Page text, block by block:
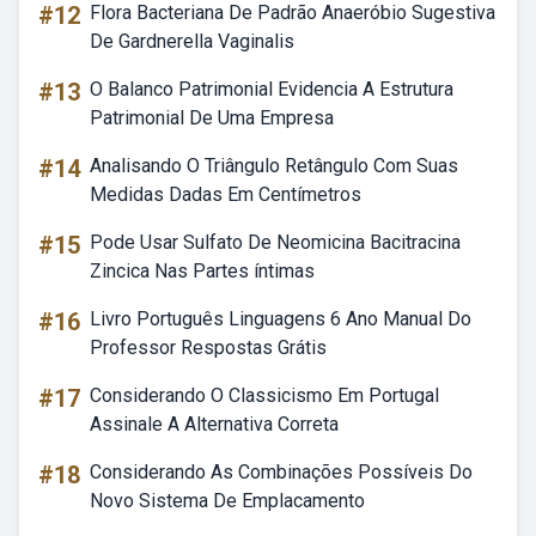
#12 Flora Bacteriana De Padrão Anaeróbio Sugestiva
De Gardnerella Vaginalis
#13 O Balanco Patrimonial Evidencia A Estrutura
Patrimonial De Uma Empresa
#14 Analisando O Triângulo Retângulo Com Suas
Medidas Dadas Em Centímetros
#15 Pode Usar Sulfato De Neomicina Bacitracina
Zincica Nas Partes íntimas
#16 Livro Português Linguagens 6 Ano Manual Do
Professor Respostas Grátis
#17 Considerando O Classicismo Em Portugal
Assinale A Alternativa Correta
#18 Considerando As Combinações Possíveis Do
Novo Sistema De Emplacamento